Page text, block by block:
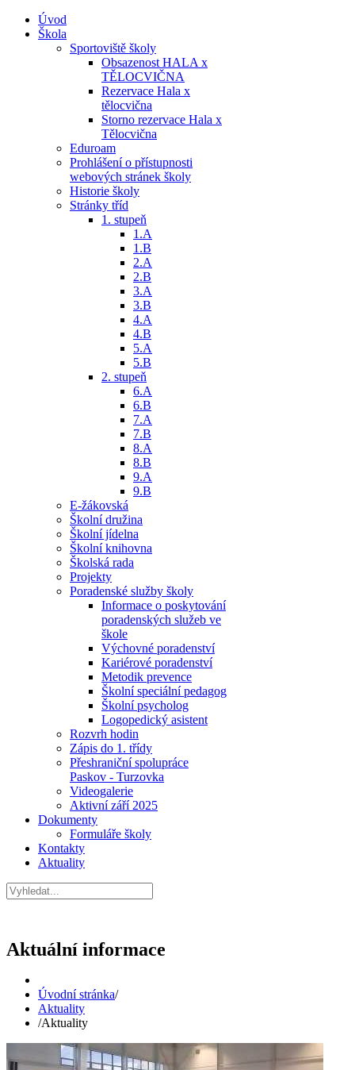
Úvod
Škola
Sportoviště školy
Obsazenost HALA x
TĚLOCVIČNA
Rezervace Hala x
tělocvična
Storno rezervace Hala x
Tělocvična
Eduroam
Prohlášení o přístupnosti
webových stránek školy
Historie školy
Stránky tříd
1. stupeň
1.A
1.B
2.A
2.B
3.A
3.B
4.A
4.B
5.A
5.B
2. stupeň
6.A
6.B
7.A
7.B
8.A
8.B
9.A
9.B
E-žákovská
Školní družina
Školní jídelna
Školní knihovna
Školská rada
Projekty
Poradenské služby školy
Informace o poskytování
poradenských služeb ve
škole
Výchovné poradenství
Kariérové poradenství
Metodik prevence
Školní speciální pedagog
Školní psycholog
Logopedický asistent
Rozvrh hodin
Zápis do 1. třídy
Přeshraniční spolupráce
Paskov - Turzovka
Videogalerie
Aktivní září 2025
Dokumenty
Formuláře školy
Kontakty
Aktuality
Aktuální informace
Úvodní stránka/
Aktuality
/Aktuality